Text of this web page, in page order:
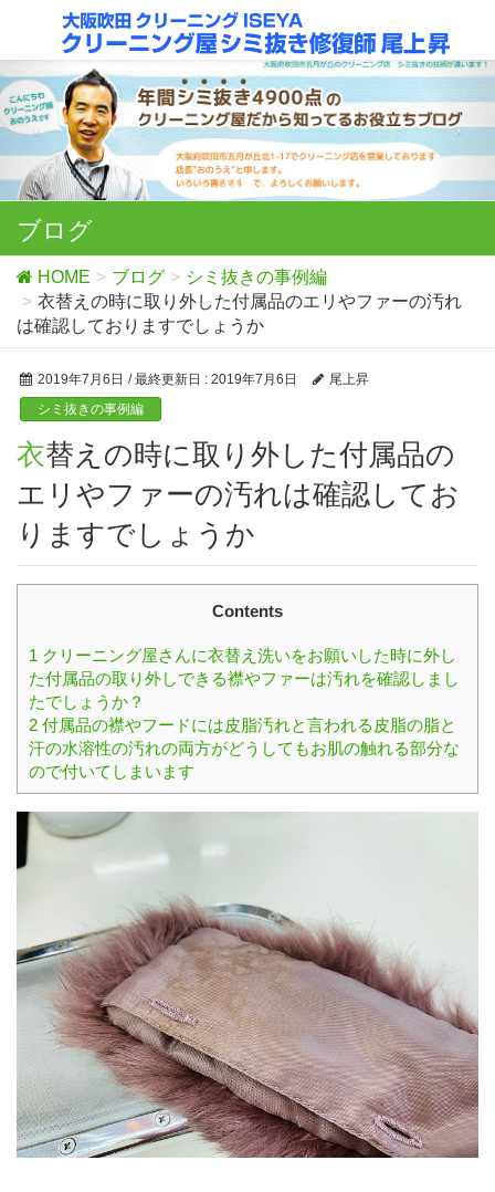
ブログ
HOME ブログ
シミ抜きの事例編
衣替えの時に取り外した付属品のエリやファーの汚れ
は確認しておりますでしょうか
2019年7月6日 / 最終更新日 : 2019年7月6日
尾上昇
シミ抜きの事例編
衣替えの時に取り外した付属品の
エリやファーの汚れは確認してお
りますでしょうか
Contents
1 クリーニング屋さんに衣替え洗いをお願いした時に外し
た付属品の取り外しできる襟やファーは汚れを確認しまし
たでしょうか？
2 付属品の襟やフードには皮脂汚れと言われる皮脂の脂と
汗の水溶性の汚れの両方がどうしてもお肌の触れる部分な
ので付いてしまいます